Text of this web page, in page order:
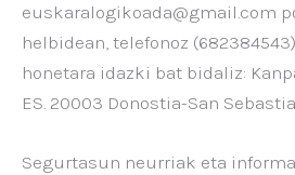
euskaralogikoada@gmail.com
helbidean, telefonoz
honetara idazki bat bidaliz:
ES. 20003 Donostia-San
Segurtasun neurriak eta